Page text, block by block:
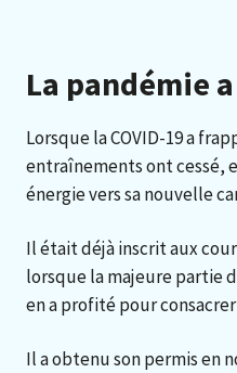
La pandémie
Lorsque la COVID-19 a
entraînements ont cessé,
énergie vers sa nouvelle
Il était déjà inscrit aux
lorsque la majeure partie
en a profité pour
Il a obtenu son permis en